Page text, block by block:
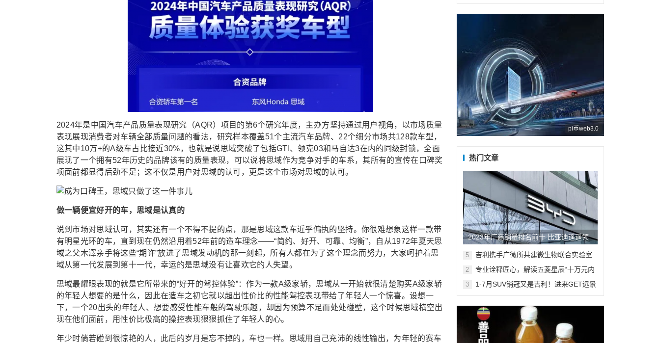
2024年是中国汽车产品质量表现研究（AQR）项目的第6个研究年度，主办方坚持通过用户视角，以市场质量
表现展现消费者对车辆全部质量问题的看法，研究样本覆盖51个主流汽车品牌、22个细分市场共128款车型，
这其中10万+的A级车占比接近30%，也就是说思域突破了包括GTI、领克03和马自达3在内的同级封锁，全面
展现了一个拥有52年历史的品牌该有的质量表现，可以说将思域作为竞争对手的车系，其所有的宣传在口碑奖
项面前都显得后劲不足；这不仅是用户对思域的认可，更是这个市场对思域的认可。
做一辆便宜好开的车，思域是认真的
说到市场对思域认可，其实还有一个不得不提的点，那是思域这款车近乎偏执的坚持。你很难想象这样一款带
有明星光环的车，直到现在仍然沿用着52年前的造车理念——“简约、好开、可靠、均衡”，自从1972年夏天思
域之父木澤亲手将这些“期许”放进了思域发动机的那一刻起，所有人都在为了这个理念而努力，大家呵护着思
域从第一代发展到第十一代，幸运的是思域没有让喜欢它的人失望。
思域最耀眼表现的就是它所带来的“好开的驾控体验”：作为一款A级家轿，思域从一开始就很清楚购买A级家轿
的年轻人想要的是什么，因此在造车之初它就以超出性价比的性能驾控表现带给了年轻人一个惊喜。设想一
下，一个20出头的年轻人、想要感受性能车般的驾驶乐趣，却因为预算不足而处处碰壁，这个时候思域横空出
现在他们面前，用性价比极高的操控表现狠狠抓住了年轻人的心。
年少时倘若碰到很惊艳的人，此后的岁月是忘不掉的，车也一样。思域用自己充沛的线性输出，为年轻的赛车
pi币web3.0
热门文章
2023年厂商销量排名前十 比亚迪遥遥领
先 长城垫底
5
吉利携手广微所共建微生物联合实验室
2
专业诠释匠心，解读五菱星辰“十万元内
3
1-7月SUV销冠又是吉利！进来GET远景